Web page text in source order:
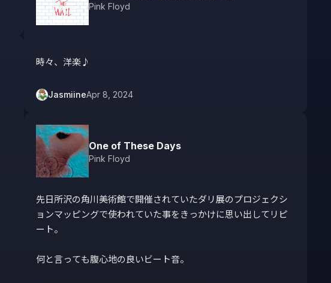
Pink Floyd
時々、洋楽♪
JasmiineApr 8, 2024
One of These Days
Pink Floyd
先日所沢の角川美術館で開催されていたダリ展のプロジェクシ
ョンマッピングで使われていた事をきっかけに思い出してリピ
ート。
何と言っても腹心地の良いビート音。